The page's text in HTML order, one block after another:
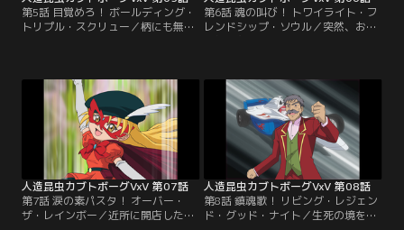
第5話 目覚めろ！ ボールディング・
トリプル・スクリュー／柄にも無く
目指すなら塾に来てみないか」と言
葉をかけた。リュウセイの父親は塾
も経営していたのだ。しかしその正
体は塾生達を各界の中枢に送り込み
世界支配を目論む秘密組織だった。
【提供：バンダイチャンネル】
第6話 魂の叫び！ トワイライト・フ
レンドシップ・ソウル／突然、お米
尽は許せない」と立ち上がるリュウ
セイと勝治。主食の選択権を賭けボ
ーグバトルの勝負が始まる。雑魚ボ
ーガーを倒した後に立ち塞がったの
は親友のケン。中華料理屋の息子が
何故…。【提供：バンダイチャンネ
人造昆虫カブトボーグVxV 第07話
第7話 涙の素パスタ！ オーバー・
ザ・レインボー／近所に開店した大
人造昆虫カブトボーグVxV 第08話
第8話 鎮魂歌！ リビング・レジェン
ド・グッド・ナイト／生死の境をさ